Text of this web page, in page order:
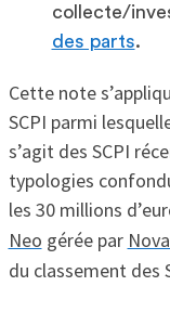
collecte/
des parts.
Cette note
SCPI parmi
s’agit des SCPI
typologies
les 30 millions
Neo gérée par
du classement des